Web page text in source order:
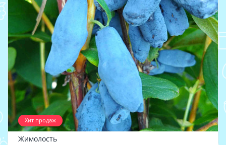
Хит продаж
Жимолость